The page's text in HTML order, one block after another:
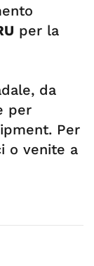
per la
da
per
Per
o venite a